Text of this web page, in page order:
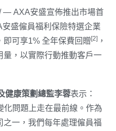
— AXA安盛宣佈推出市場首
安盛僱員福利保險特選企業
即可享1% 全年保費回贈[2] ，
量，以實際行動推動客戶一
健康策劃總監李蓉表示：
化問題上走在最前線。作為
一，我們每年處理僱員福